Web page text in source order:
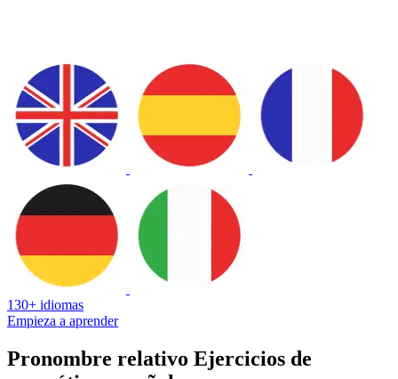
130+ idiomas
Empieza a aprender
Pronombre relativo Ejercicios de